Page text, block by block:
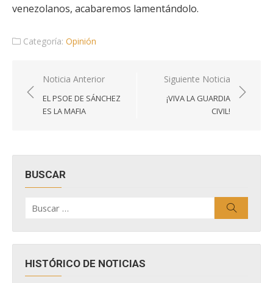
venezolanos, acabaremos lamentándolo.
Categoría: Opinión
Navegación
de
entradas
Noticia Anterior
EL PSOE DE SÁNCHEZ
ES LA MAFIA
Siguiente Noticia
¡VIVA LA GUARDIA
CIVIL!
BUSCAR
por:
HISTÓRICO DE NOTICIAS